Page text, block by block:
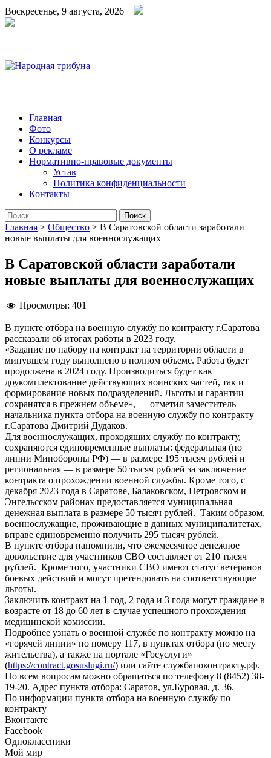
Воскресенье, 9 августа, 2026
Народная трибуна
Калининская районная газета
Главная
Фото
Конкурсы
О рекламе
Нормативно-правовые документы
Устав
Политика конфиденциальности
Контакты
Найти:
Главная > Общество > В Саратовской области заработали
новые выплаты для военнослужащих
В Саратовской области заработали
новые выплаты для военнослужащих
Просмотры: 401
В пункте отбора на военную службу по контракту г.Саратова
рассказали об итогах работы в 2023 году.
«Задание по набору на контракт на территории области в
минувшем году выполнено в полном объеме. Работа будет
продолжена в 2024 году. Производиться будет как
доукомплектование действующих воинских частей, так и
формирование новых подразделений. Льготы и гарантии
сохранятся в прежнем объеме», — отметил заместитель
начальника пункта отбора на военную службу по контракту
г.Саратова Дмитрий Дудаков.
Для военнослужащих, проходящих службу по контракту,
сохраняются единовременные выплаты: федеральная (по
линии Минобороны РФ) — в размере 195 тысяч рублей и
региональная — в размере 50 тысяч рублей за заключение
контракта о прохождении военной службы. Кроме того, с
декабря 2023 года в Саратове, Балаковском, Петровском и
Энгельсском районах предоставляется муниципальная
денежная выплата в размере 50 тысяч рублей. Таким образом,
военнослужащие, проживающие в данных муниципалитетах,
вправе единовременно получить 295 тысяч рублей.
В пункте отбора напомнили, что ежемесячное денежное
довольствие для участников СВО составляет от 210 тысяч
рублей. Кроме того, участники СВО имеют статус ветеранов
боевых действий и могут претендовать на соответствующие
льготы.
Заключить контракт на 1 год, 2 года и 3 года могут граждане в
возрасте от 18 до 60 лет в случае успешного прохождения
медицинской комиссии.
Подробнее узнать о военной службе по контракту можно на
«горячей линии» по номеру 117, в пунктах отбора (по месту
жительства), а также на портале «Госуслуги»
(https://contract.gosuslugi.ru/) или сайте службапоконтракту.рф.
По всем вопросам можно обращаться по телефону 8 (8452) 38-
19-20. Адрес пункта отбора: Саратов, ул.Буровая, д. 36.
По информации пункта отбора на военную службу по
контракту
Вконтакте
Facebook
Одноклассники
Мой мир